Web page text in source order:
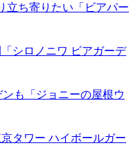
立ち寄りたい「ビアパー
シロノニワ ビアガーデ
も「ジョニーの屋根ウ
タワー ハイボールガー